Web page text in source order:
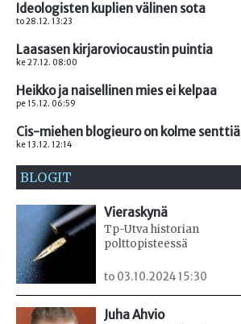
Ideologisten kuplien välinen sota
to 28.12. 13:23
Laasasen kirjaroviocaustin puintia
ke 27.12. 08:00
Heikko ja naisellinen mies ei kelpaa
pe 15.12. 06:59
Cis-miehen blogieuro on kolme senttiä
ke 13.12. 12:14
BLOGIT
Vieraskynä
Tp-Utva historian
polttopisteessä
to 03.10.2024 15:30
Juha Ahvio